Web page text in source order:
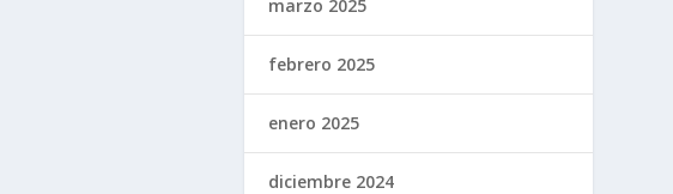
marzo 2025
febrero 2025
enero 2025
diciembre 2024